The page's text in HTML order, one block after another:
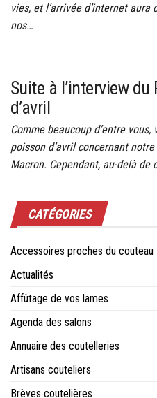
vies, et l’arrivée d’internet
nos…
Suite à l’interview
d’avril
Comme beaucoup d’entre
poisson d’avril concernant
Macron. Cependant, au-delà de
CATÉGORIES
Accessoires proches du couteau
Actualités
Affûtage de vos lames
Agenda des salons
Annuaire des coutelleries
Artisans couteliers
Brèves coutelières